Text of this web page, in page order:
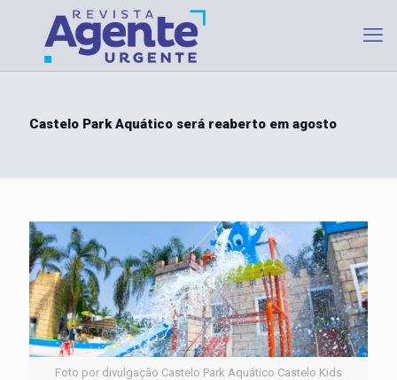
Castelo Park Aquático será reaberto em agosto
Foto por divulgação Castelo Park Aquático Castelo Kids